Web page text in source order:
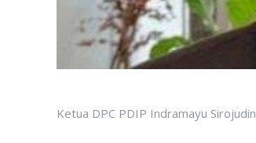
Ketua DPC PDIP Indramayu Sirojudin